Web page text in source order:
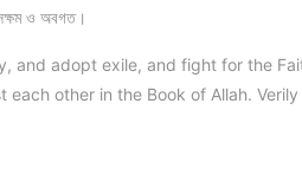
ও অবগত।
and adopt exile, and fight for the
other in the Book of Allah.